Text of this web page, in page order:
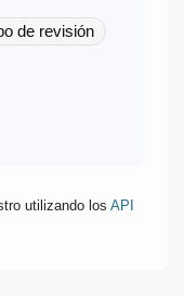
de revisión
utilizando los API